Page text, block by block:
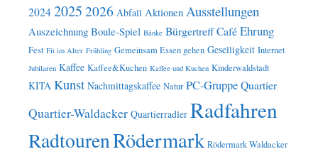
202420252026 Abfall Aktionen Ausstellungen
Auszeichnung Boule-Spiel Bänke BürgertreffCaféEhrung
Fest Fit im Alter Frühling Gemeinsam Essen gehen Geselligkeit Internet
Jubilaren Kaffee Kaffee&Kuchen Kaffee und Kuchen Kinderwaldstadt
KITA Kunst Nachmittagskaffee Natur PC-GruppeQuartier
Quartier-Waldacker Quartierradler Radfahren
RadtourenRödermark Rödermark Waldacker